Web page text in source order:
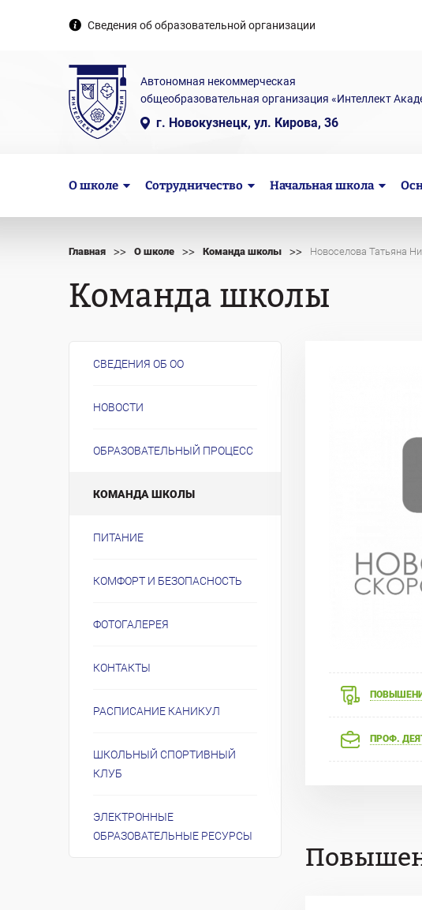
Сведения об образовательной организации
Автономная некоммерческая
общеобразовательная организация «Интеллект
г. Новокузнецк, ул. Кирова, 36
О школе Сотрудничество Начальная школа
Главная >> О школе >> Команда школы >> Новоселова Татьяна
Команда школы
СВЕДЕНИЯ ОБ ОО
НОВОСТИ
ОБРАЗОВАТЕЛЬНЫЙ ПРОЦЕСС
КОМАНДА ШКОЛЫ
ПИТАНИЕ
КОМФОРТ И БЕЗОПАСНОСТЬ
ФОТОГАЛЕРЕЯ
КОНТАКТЫ
РАСПИСАНИЕ КАНИКУЛ
ШКОЛЬНЫЙ СПОРТИВНЫЙ
КЛУБ
ЭЛЕКТРОННЫЕ
ОБРАЗОВАТЕЛЬНЫЕ РЕСУРСЫ
ПРОФ.